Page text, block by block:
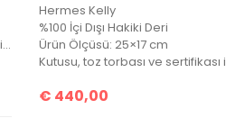
Kutusu, toz torbası ve sertifikası ile birlikte gönderilecektir.
Hermes Kelly
%100 İçi Dışı Hakiki Deri
Ürün Ölçüsü: 25×17 cm
€ 440,00